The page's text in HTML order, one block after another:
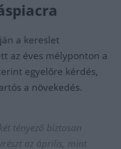
a kereslet
az éves mélyponton a
egyelőre kérdés,
a növekedés.
tényező biztosan
az április, mint